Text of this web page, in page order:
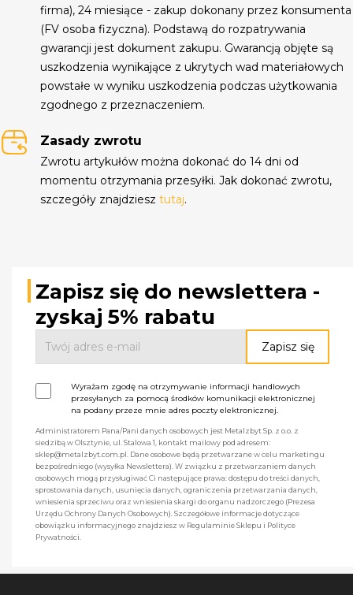
firma), 24 miesiące - zakup dokonany przez konsumenta
(FV osoba fizyczna). Podstawą do rozpatrywania
gwarancji jest dokument zakupu. Gwarancją objęte są
uszkodzenia wynikające z ukrytych wad materiałowych
powstałe w wyniku uszkodzenia podczas użytkowania
zgodnego z przeznaczeniem.
Zasady zwrotu
Zwrotu artykułów można dokonać do 14 dni od
momentu otrzymania przesyłki. Jak dokonać zwrotu,
szczegóły znajdziesztutaj.
Zapisz się do newslettera -
zyskaj 5% rabatu
Wyrażam zgodę na otrzymywanie informacji handlowych
przesyłanych za pomocą środków komunikacji elektronicznej
na podany przeze mnie adres poczty elektronicznej.
Administratorem Pana/Pani danych osobowych jest Metalzbyt Sp. z o.o. z
siedzibą w Olsztynie, ul. Stalowa 1, kontakt mailowy pod adresem:
sklep@metalzbyt.com.pl. Dane osobowe będą przetwarzane w celu marketingu
bezpośredniego (wysyłka Newslettera). W związku z przetwarzaniem danych
osobowych mogą przysługiwać Ci następujące prawa: dostępu do treści danych,
sprostowania danych, usunięcia danych, ograniczenia przetwarzania danych,
wniesienia sprzeciwu oraz wniesienia skargi do organu nadzorczego (Prezesa
Urzędu Ochrony Danych Osobowych). Szczegółowe informacje dotyczące
obowiązku informacyjnego znajdziesz w Regulaminie Sklepu i Polityce
Prywatności.